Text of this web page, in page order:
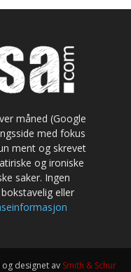
måned (Google
med fokus
ment og skrevet
og ironiske
saker. Ingen
eller
designet av Smith & Schur